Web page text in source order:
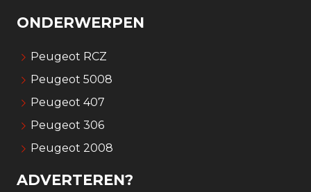
ONDERWERPEN
Peugeot RCZ
Peugeot 5008
Peugeot 407
Peugeot 306
Peugeot 2008
ADVERTEREN?